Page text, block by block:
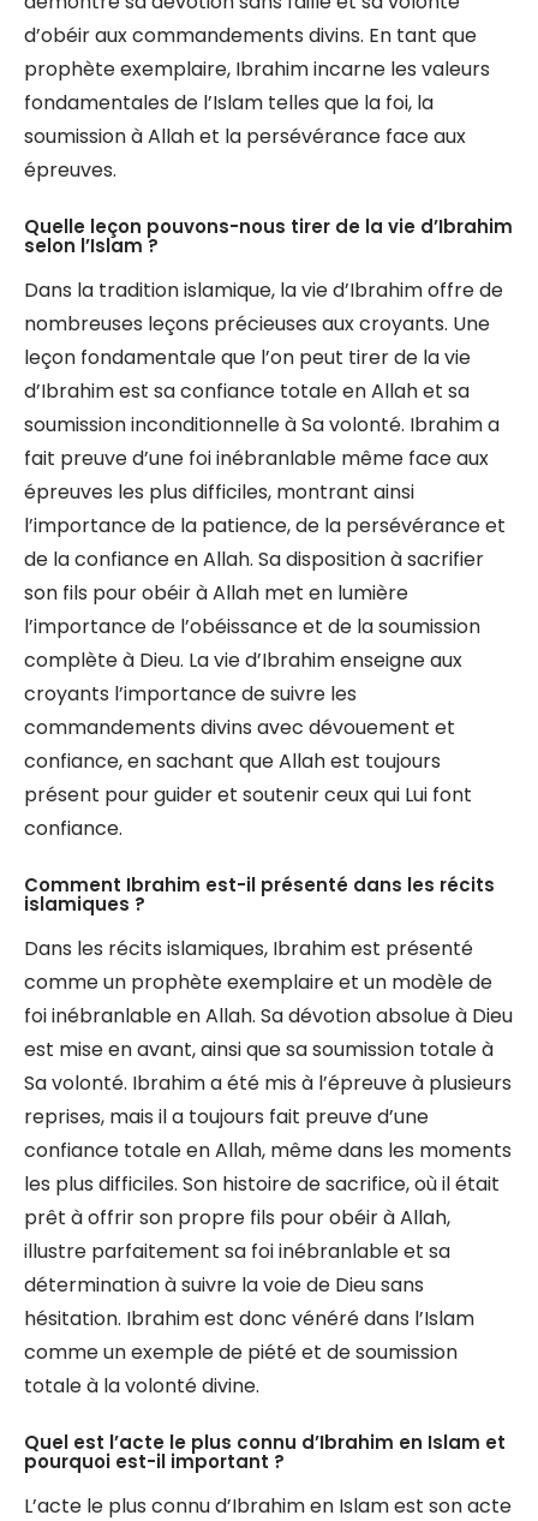
d’obéir aux commandements divins. En tant que
prophète exemplaire, Ibrahim incarne les valeurs
fondamentales de l’Islam telles que la foi, la
soumission à Allah et la persévérance face aux
épreuves.
Quelle leçon pouvons-nous tirer de la vie d’Ibrahim
selon l’Islam ?
Dans la tradition islamique, la vie d’Ibrahim offre de
nombreuses leçons précieuses aux croyants. Une
leçon fondamentale que l’on peut tirer de la vie
d’Ibrahim est sa confiance totale en Allah et sa
soumission inconditionnelle à Sa volonté. Ibrahim a
fait preuve d’une foi inébranlable même face aux
épreuves les plus difficiles, montrant ainsi
l’importance de la patience, de la persévérance et
de la confiance en Allah. Sa disposition à sacrifier
son fils pour obéir à Allah met en lumière
l’importance de l’obéissance et de la soumission
complète à Dieu. La vie d’Ibrahim enseigne aux
croyants l’importance de suivre les
commandements divins avec dévouement et
confiance, en sachant que Allah est toujours
présent pour guider et soutenir ceux qui Lui font
confiance.
Comment Ibrahim est-il présenté dans les récits
islamiques ?
Dans les récits islamiques, Ibrahim est présenté
comme un prophète exemplaire et un modèle de
foi inébranlable en Allah. Sa dévotion absolue à Dieu
est mise en avant, ainsi que sa soumission totale à
Sa volonté. Ibrahim a été mis à l’épreuve à plusieurs
reprises, mais il a toujours fait preuve d’une
confiance totale en Allah, même dans les moments
les plus difficiles. Son histoire de sacrifice, où il était
prêt à offrir son propre fils pour obéir à Allah,
illustre parfaitement sa foi inébranlable et sa
détermination à suivre la voie de Dieu sans
hésitation. Ibrahim est donc vénéré dans l’Islam
comme un exemple de piété et de soumission
totale à la volonté divine.
Quel est l’acte le plus connu d’Ibrahim en Islam et
pourquoi est-il important ?
L’acte le plus connu d’Ibrahim en Islam est son acte